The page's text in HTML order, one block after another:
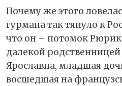
Почему же этого
гурмана так тянуло к
что он – потомок
далекой
Ярославна, младшая
восшедшая на